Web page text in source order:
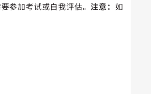
参加考试或自我评估。注意： 如